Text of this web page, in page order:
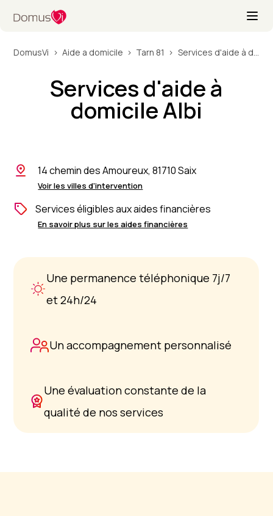
DomusVi Aide a domicile Tarn 81 Services d'aide à domicile Albi
Services d'aide à
domicile Albi
14 chemin des Amoureux, 81710 Saix
Voir les villes d'intervention
Services éligibles aux aides financières
En savoir plus sur les aides financières
Une permanence téléphonique 7j/7
et 24h/24
Un accompagnement personnalisé
Une évaluation constante de la
qualité de nos services